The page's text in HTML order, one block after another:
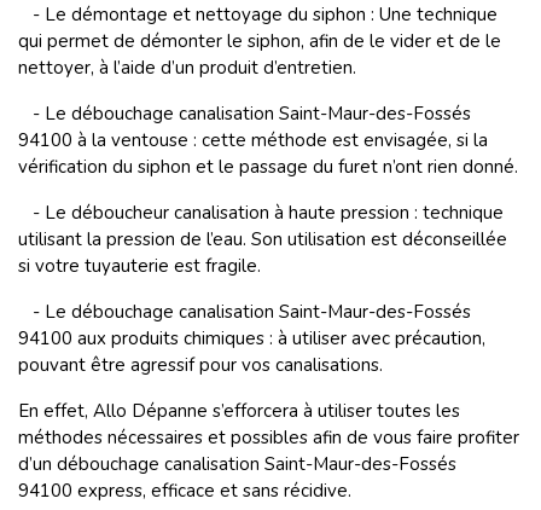
- Le démontage et nettoyage du siphon : Une technique
qui permet de démonter le siphon, afin de le vider et de le
nettoyer, à l’aide d’un produit d’entretien.
- Le débouchage canalisation Saint-Maur-des-Fossés
94100 à la ventouse : cette méthode est envisagée, si la
vérification du siphon et le passage du furet n’ont rien donné.
- Le déboucheur canalisation à haute pression : technique
utilisant la pression de l’eau. Son utilisation est déconseillée
si votre tuyauterie est fragile.
- Le débouchage canalisation Saint-Maur-des-Fossés
94100 aux produits chimiques : à utiliser avec précaution,
pouvant être agressif pour vos canalisations.
En effet, Allo Dépanne s’efforcera à utiliser toutes les
méthodes nécessaires et possibles afin de vous faire profiter
d’un débouchage canalisation Saint-Maur-des-Fossés
94100 express, efficace et sans récidive.